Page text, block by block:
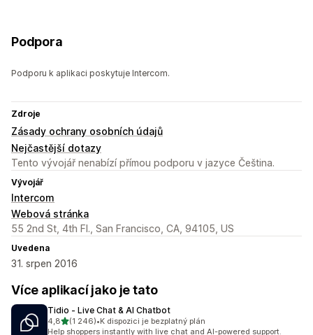
Podpora
Podporu k aplikaci poskytuje Intercom.
Zdroje
Zásady ochrany osobních údajů
Nejčastější dotazy
Tento vývojář nenabízí přímou podporu v jazyce Čeština.
Vývojář
Intercom
Webová stránka
55 2nd St, 4th Fl., San Francisco, CA, 94105, US
Uvedena
31. srpen 2016
Více aplikací jako je tato
Tidio ‑ Live Chat & AI Chatbot
4,8z 5 hvězd
(1 246)
Celkový počet recenzí: 1246
•K dispozici je bezplatný plán
Help shoppers instantly with live chat and AI-powered support.